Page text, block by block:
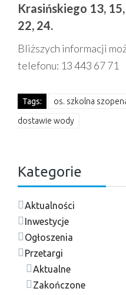
Krasińskiego 13,
22, 24.
Bliższych informacji
telefonu: 13 443 67 71
Tags: os. szkolna
dostawie wody
Kategorie
Aktualności
Inwestycje
Ogłoszenia
Przetargi
Aktualne
Zakończone